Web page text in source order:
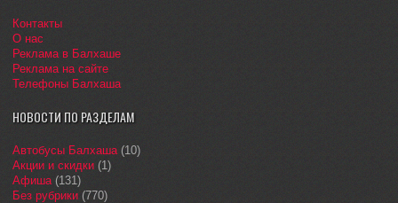
Контакты
О нас
Реклама в Балхаше
Реклама на сайте
Телефоны Балхаша
НОВОСТИ ПО РАЗДЕЛАМ
Автобусы Балхаша(10)
Акции и скидки (1)
Афиша(131)
Без рубрики (770)